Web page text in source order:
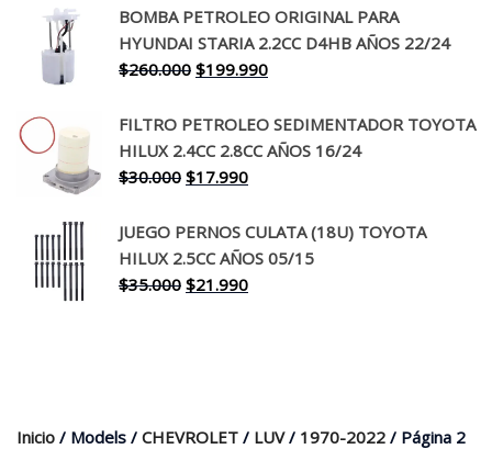
original
era:
$650.000.
actual
es:
$519.990.
BOMBA PETROLEO ORIGINAL PARA
HYUNDAI STARIA 2.2CC D4HB AÑOS 22/24
$260.000 El
original
era:
$260.000.
$199.990El
actual
es:
FILTRO PETROLEO SEDIMENTADOR TOYOTA
HILUX 2.4CC 2.8CC AÑOS 16/24
$30.000 El
original
era:
$30.000.
$17.990El
actual
es:
$17.990.
JUEGO PERNOS CULATA (18U) TOYOTA
HILUX 2.5CC AÑOS 05/15
$35.000 El
$21.990El
Inicio / Models / CHEVROLET / LUV/ 1970-2022 / Página 2